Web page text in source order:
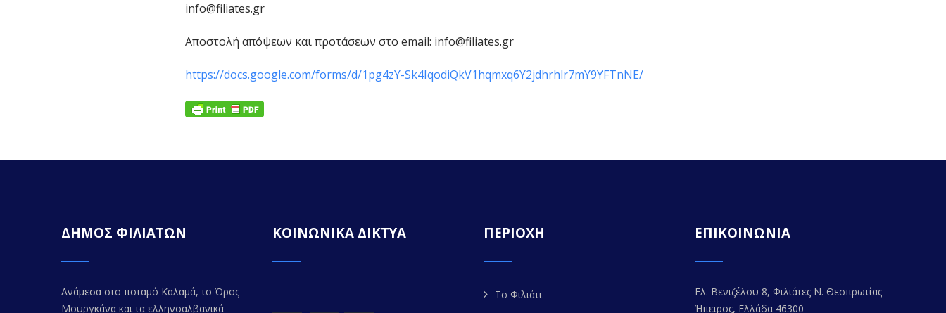
info@filiates.gr
Αποστολή απόψεων και προτάσεων στο email: info@filiates.gr
https://docs.google.com/forms/d/1pg4zY-Sk4IqodiQkV1hqmxq6Y2jdhrhlr7mY9YFTnNE/
ΔΗΜΟΣ ΦΙΛΙΑΤΩΝ
Ανάμεσα στο ποταμό Καλαμά, το Όρος
Μουργκάνα και τα ελληνοαλβανικά
ΚΟΙΝΩΝΙΚΑ ΔΙΚΤΥΑ ΠΕΡΙΟΧΗ
Το Φιλιάτι
ΕΠΙΚΟΙΝΩΝΙΑ
Ελ. Βενιζέλου 8, Φιλιάτες Ν. Θεσπρωτίας
Ήπειρος, Ελλάδα 46300